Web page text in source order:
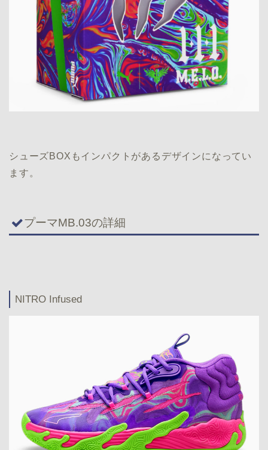
シューズBOXもインパクトがあるデザインになってい
ます。
プーマMB.03の詳細
NITRO Infused